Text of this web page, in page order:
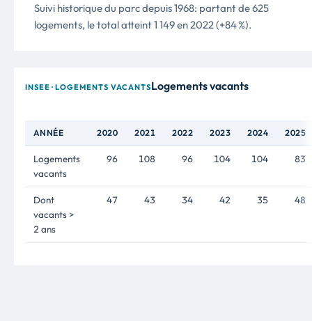
Suivi historique du parc depuis 1968: partant de 625
logements, le total atteint 1 149 en 2022 (+84 %).
INSEE · LOGEMENTS VACANTSLogements vacants
ANNÉE 2020 2021 2022 2023 2024 2025
Logements
vacants
96 108 96 104 104 83
Dont
vacants >
2 ans
47 43 34 42 35 48